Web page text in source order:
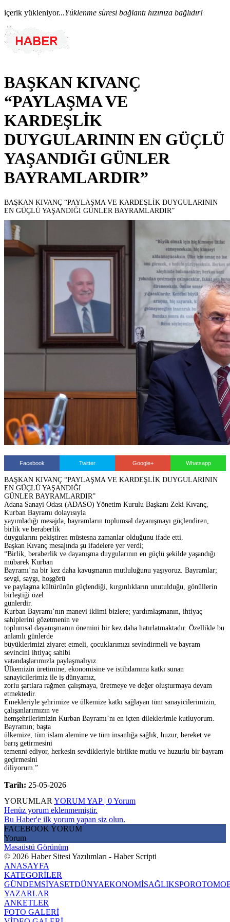
içerik yükleniyor...Yüklenme süresi bağlantı hızınıza bağlıdır!
BAŞKAN KIVANÇ
“PAYLAŞMA VE
KARDEŞLİK
DUYGULARININ EN GÜÇLÜ
YAŞANDIĞI GÜNLER
BAYRAMLARDIR”
BAŞKAN KIVANÇ “PAYLAŞMA VE KARDEŞLİK DUYGULARININ
EN GÜÇLÜ YAŞANDIĞI GÜNLER BAYRAMLARDIR”
Facebook Twitter Google+ Whatsapp
BAŞKAN KIVANÇ “PAYLAŞMA VE KARDEŞLİK DUYGULARININ
EN GÜÇLÜ YAŞANDIĞI
GÜNLER BAYRAMLARDIR”
Adana Sanayi Odası (ADASO) Yönetim Kurulu Başkanı Zeki Kıvanç,
Kurban Bayramı dolayısıyla
yayımladığı mesajda, bayramların toplumsal dayanışmayı güçlendiren,
birlik ve beraberlik
duygularını pekiştiren müstesna zamanlar olduğunu ifade etti.
Başkan Kıvanç mesajında şu ifadelere yer verdi;
“Birlik, beraberlik ve dayanışma duygularının en güçlü şekilde yaşandığı
mübarek Kurban
Bayramı’na bir kez daha kavuşmanın mutluluğunu yaşıyoruz. Bayramlar;
sevgi, saygı, hoşgörü
ve paylaşma kültürünün güçlendiği, kırgınlıkların unutulduğu, gönüllerin
birleştiği özel
günlerdir.
Kurban Bayramı’nın manevi iklimi bizlere; yardımlaşmanın, ihtiyaç
sahiplerini gözetmenin ve
toplumsal dayanışmanın önemini bir kez daha hatırlatmaktadır. Özellikle bu
anlamlı günlerde
büyüklerimizi ziyaret etmeli, çocuklarımızı sevindirmeli ve bayram
sevincini ihtiyaç sahibi
vatandaşlarımızla paylaşmalıyız.
Ülkemizin üretimine, ekonomisine ve istihdamına katkı sunan
sanayicilerimiz ile iş dünyamız,
zorlu şartlara rağmen çalışmaya, üretmeye ve değer oluşturmaya devam
etmektedir.
Emekleriyle şehrimize ve ülkemize katkı sağlayan tüm sanayicilerimizin,
çalışanlarımızın ve
hemşehrilerimizin Kurban Bayramı’nı en içten dileklerimle kutluyorum.
Bayramın; başta
ülkemize, tüm islam alemine ve tüm insanlığa sağlık, huzur, bereket ve
barış getirmesini
temenni ediyor, herkesin sevdikleriyle birlikte mutlu ve huzurlu bir bayram
geçirmesini
diliyorum.”
Tarih: 25-05-2026
YORUMLAR YORUM YAP | 0 Yorum
Henüz yorum eklenmemiştir.
Bu Haber'e ilk yorum yapan siz olun.
FACEBOOK YORUM
Yorum
Masaüstü Görünüm
© 2026 Haber Sitesi Yazılımları - Haber Scripti
ANASAYFA
KATEGORİLER
GÜNDEMSİYASETDÜNYAEKONOMİSAĞLIKSPOR
YAZARLAR
ANKETLER
FOTO GALERİ